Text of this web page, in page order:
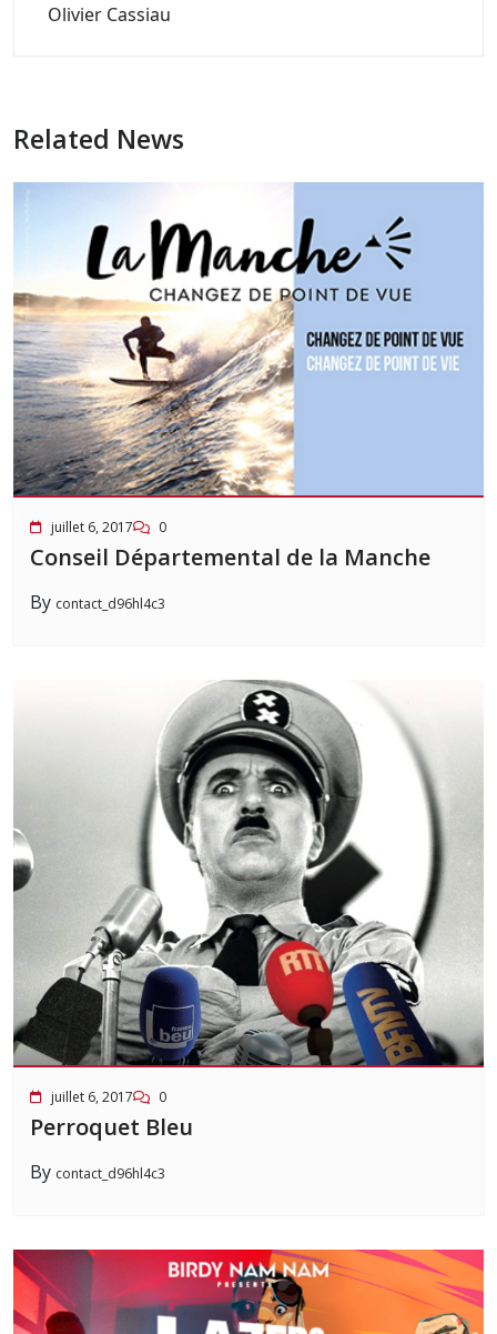
Olivier Cassiau
Related News
juillet 6, 2017 0
Conseil Départemental de la Manche
By contact_d96hl4c3
juillet 6, 2017 0
Perroquet Bleu
By contact_d96hl4c3